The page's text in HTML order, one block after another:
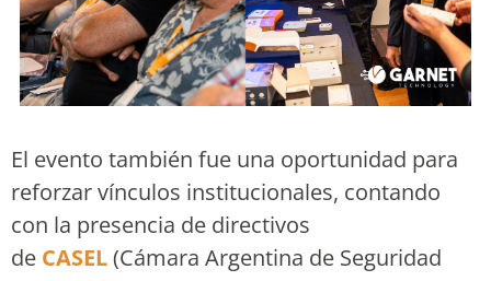
El evento también fue una oportunidad para
reforzar vínculos institucionales, contando
con la presencia de directivos
de CASEL(Cámara Argentina de Seguridad